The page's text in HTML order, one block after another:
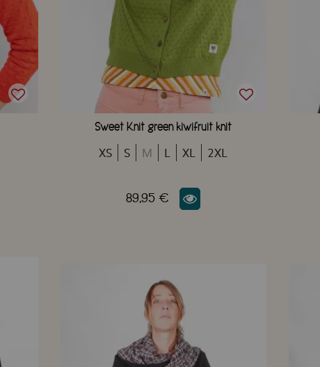
Sweet Knit green kiwifruit knit
XS S M L XL 2XL
89,95 €